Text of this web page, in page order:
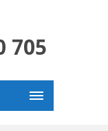
705